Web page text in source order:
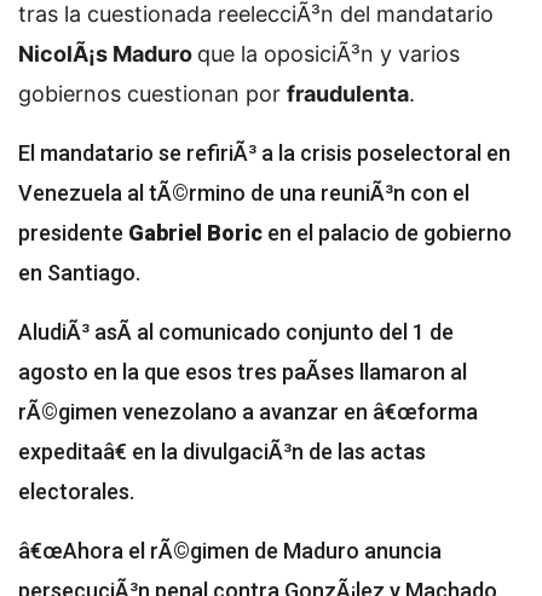
tras la cuestionada reelecciÃ³n del mandatario
NicolÃ¡s Maduro que la oposiciÃ³n y varios
gobiernos cuestionan por fraudulenta.
El mandatario se refiriÃ³ a la crisis poselectoral en
Venezuela al tÃ©rmino de una reuniÃ³n con el
presidente Gabriel Boric en el palacio de gobierno
en Santiago.
AludiÃ³ asÃ­ al comunicado conjunto del 1 de
agosto en la que esos tres paÃ­ses llamaron al
rÃ©gimen venezolano a avanzar en â€œforma
expeditaâ€ en la divulgaciÃ³n de las actas
electorales.
â€œAhora el rÃ©gimen de Maduro anuncia
persecuciÃ³n penal contra GonzÃ¡lez y Machado,